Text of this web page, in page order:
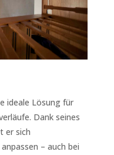
ideale Lösung für
Dank seines
er sich
– auch bei